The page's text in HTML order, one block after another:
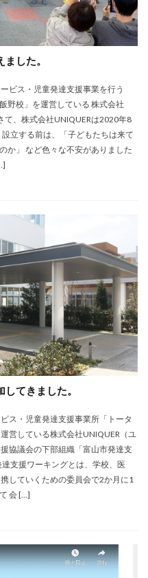
した。
ビス・児童発達支援事業を行う
野校」を運営している 株式会社
て、株式会社UNIQUERは2020年8
立する前は、「子どもたちは来て
か」 など色々な不安がありました
てきました。
ス・児童発達支援事業所「トータ
営している株式会社UNIQUER（ユ
協議会の下部組織「富山市発達支
支援ワーキングとは、学校、医
していくための委員会で2か月に1
会 […]